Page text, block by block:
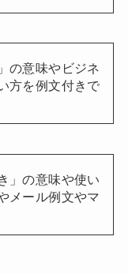
の意味やビジネ
方を例文付きで
」の意味や使い
メール例文やマ